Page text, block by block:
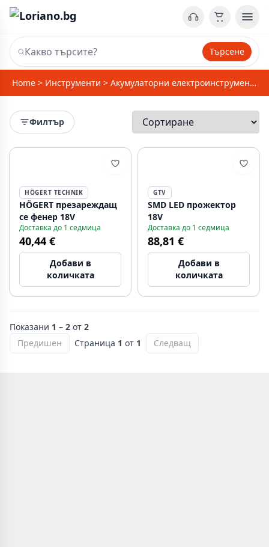
Търсене
Home > Инструменти > Акумулаторни електроинструменти
Филтър
HÖGERT TECHNIK
HÖGERT презареждащ
се фенер 18V
Доставка до 1 седмица
40,44 €
Добави в
количката
GTV
SMD LED прожектор
18V
Доставка до 1 седмица
88,81 €
Добави в
количката
Показани 1 – 2 от 2
Предишен
Страница 1 от 1 Следващ